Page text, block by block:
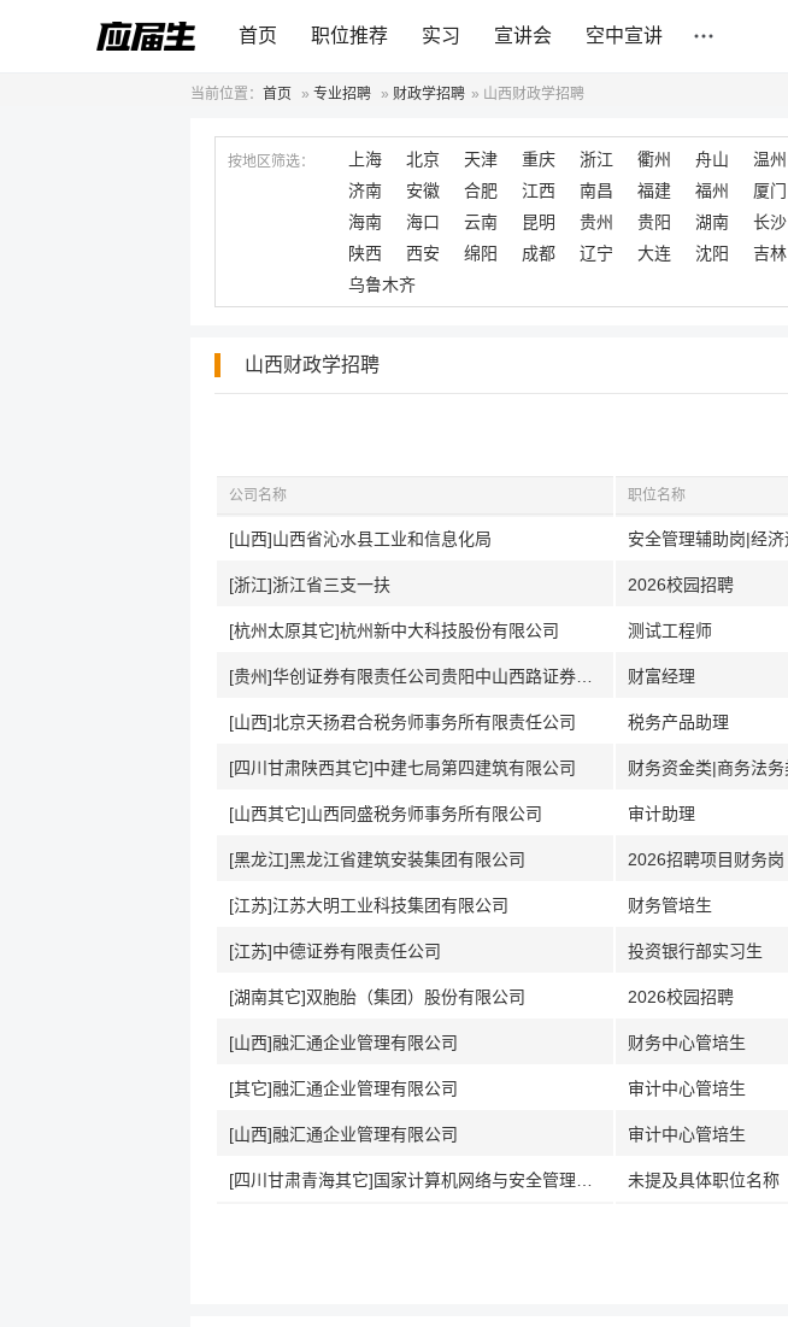
首页 职位推荐 实习 宣讲会 空中宣讲
当前位置： 首页 » 专业招聘 » 财政学招聘 » 山西财政学招聘
按地区筛选： 上海 北京 天津 重庆 浙江 衢州 舟山 温州
济南
安徽 合肥 江西 南昌 福建 福州 厦门
海南
海口 云南 昆明 贵州 贵阳 湖南 长沙
陕西
西安 绵阳 成都 辽宁 大连 沈阳 吉林
乌鲁木齐
山西财政学招聘
公司名称 职位名称
[山西]山西省沁水县工业和信息化局
[浙江]浙江省三支一扶 2026校园招聘
[杭州太原其它]杭州新中大科技股份有限公司 测试工程师
财富经理
[山西]北京天扬君合税务师事务所有限责任公司 税务产品助理
[四川甘肃陕西其它]中建七局第四建筑有限公司
[山西其它]山西同盛税务师事务所有限公司 审计助理
[黑龙江]黑龙江省建筑安装集团有限公司 2026招聘项目财务岗
[江苏]江苏大明工业科技集团有限公司 财务管培生
[江苏]中德证券有限责任公司 投资银行部实习生
[湖南其它]双胞胎（集团）股份有限公司 2026校园招聘
[山西]融汇通企业管理有限公司 财务中心管培生
[其它]融汇通企业管理有限公司 审计中心管培生
[山西]融汇通企业管理有限公司 审计中心管培生
未提及具体职位名称